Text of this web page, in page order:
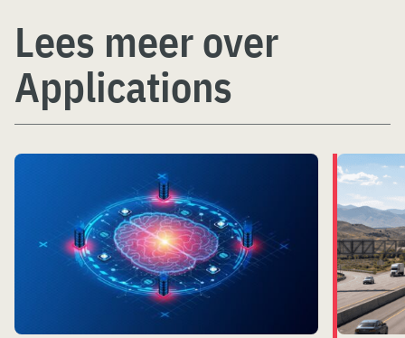
Lees meer over
Applications